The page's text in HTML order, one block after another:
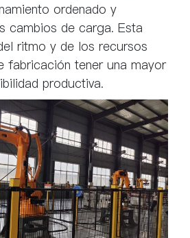
ordenado y
cambios de carga. Esta
ritmo y de los recursos
fabricación tener una mayor
productiva.